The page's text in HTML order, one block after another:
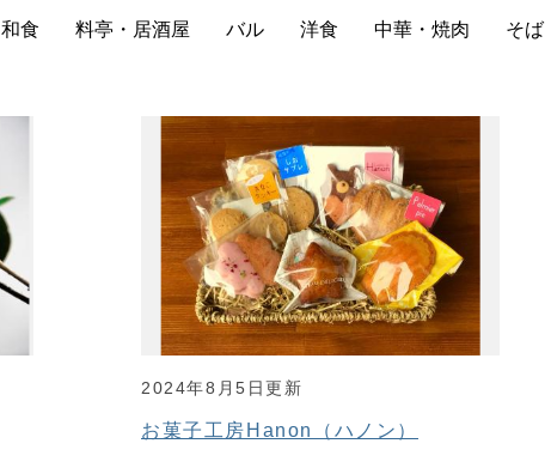
和食 料亭・居酒屋 バル 洋食 中華・焼肉 そば
2024年8月5日更新
お菓子工房Hanon（ハノン）